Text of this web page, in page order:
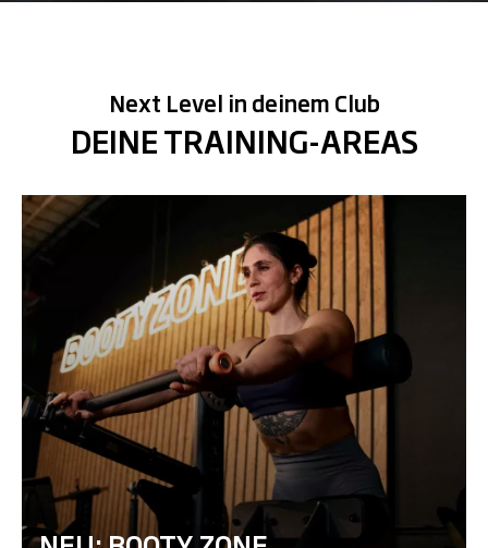
Next Level in deinem Club
DEINE TRAINING-AREAS